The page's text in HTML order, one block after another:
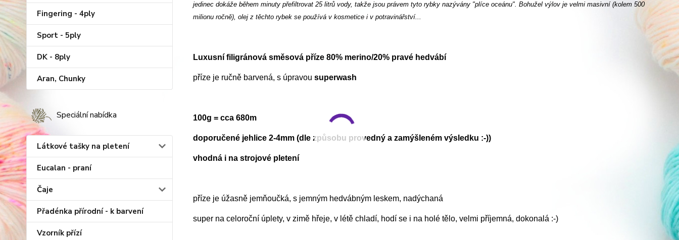
Fingering - 4ply
Sport - 5ply
DK - 8ply
Aran, Chunky
Speciální nabídka
Látkové tašky na pletení
Eucalan - praní
Čaje
Přadénka přírodní - k barvení
Vzorník přízí
jedinec dokáže během minuty přefiltrovat 25 litrů vody, takže jsou právem tyto rybky nazývány "plíce oceánu". Bohužel výlov je velmi masivní (kolem 500
milionu ročně), olej z těchto rybek se používá v kosmetice i v potravinářství...
Luxusní filigránová směsová příze 80% merino/20% pravé hedvábí
příze je ručně barvená, s úpravou superwash
100g = cca 680m
doporučené jehlice 2-4mm (dle způsobu provedný a zamýšleném výsledku :-))
vhodná i na strojové pletení
příze je úžasně jemňoučká, s jemným hedvábným leskem, nadýchaná
super na celoroční úplety, v zimě hřeje, v létě chladí, hodí se i na holé tělo, velmi příjemná, dokonalá :-)